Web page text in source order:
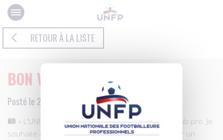
Panneau de gestion des cookies
RETOUR À LA LISTE
BON VENT MATHIS HAMDI
Posté le 27.06.2026 à 09h16
« L'UNFP FC ? C'est comme si on était dans un club pro. Je
souhaite à tous les joueurs du groupe de retrouver un